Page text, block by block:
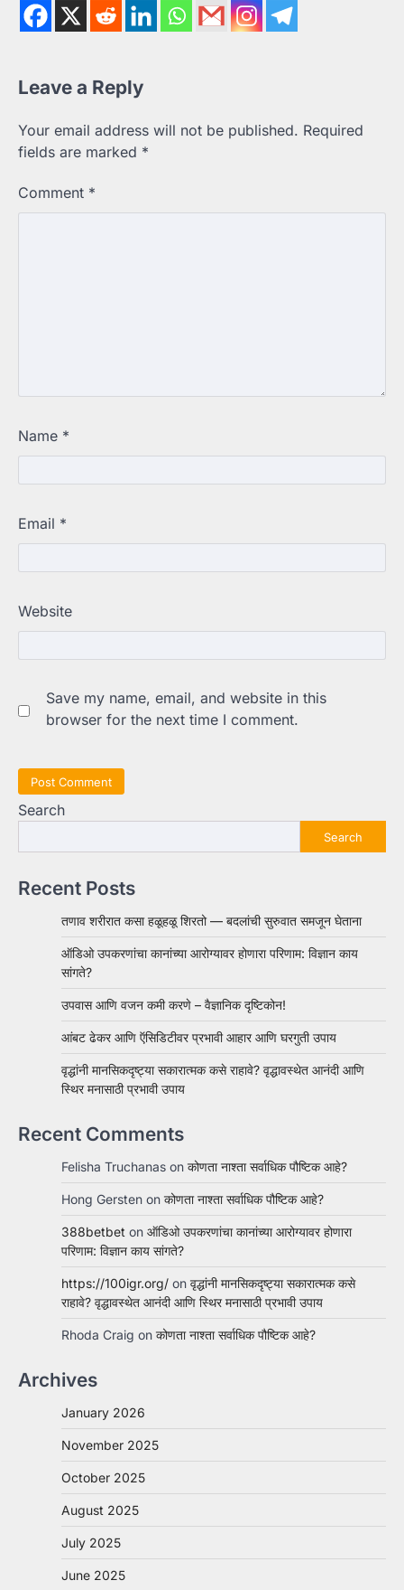
Leave a Reply
Your email address will not be published. Required
fields are marked *
Comment *
Name *
Email *
Website
Save my name, email, and website in this
browser for the next time I comment.
Search
Search
Recent Posts
तणाव शरीरात कसा हळूहळू शिरतो — बदलांची सुरुवात समजून घेताना
ऑडिओ उपकरणांचा कानांच्या आरोग्यावर होणारा परिणाम: विज्ञान काय
सांगते?
उपवास आणि वजन कमी करणे – वैज्ञानिक दृष्टिकोन!
आंबट ढेकर आणि ऍसिडिटीवर प्रभावी आहार आणि घरगुती उपाय
वृद्धांनी मानसिकदृष्ट्या सकारात्मक कसे राहावे? वृद्धावस्थेत आनंदी आणि
स्थिर मनासाठी प्रभावी उपाय
Recent Comments
Felisha Truchanas on कोणता नाश्ता सर्वाधिक पौष्टिक आहे?
Hong Gersten on कोणता नाश्ता सर्वाधिक पौष्टिक आहे?
388betbet on ऑडिओ उपकरणांचा कानांच्या आरोग्यावर होणारा
परिणाम: विज्ञान काय सांगते?
https://100igr.org/ on वृद्धांनी मानसिकदृष्ट्या सकारात्मक कसे
राहावे? वृद्धावस्थेत आनंदी आणि स्थिर मनासाठी प्रभावी उपाय
Rhoda Craig on कोणता नाश्ता सर्वाधिक पौष्टिक आहे?
Archives
January 2026
November 2025
October 2025
August 2025
July 2025
June 2025